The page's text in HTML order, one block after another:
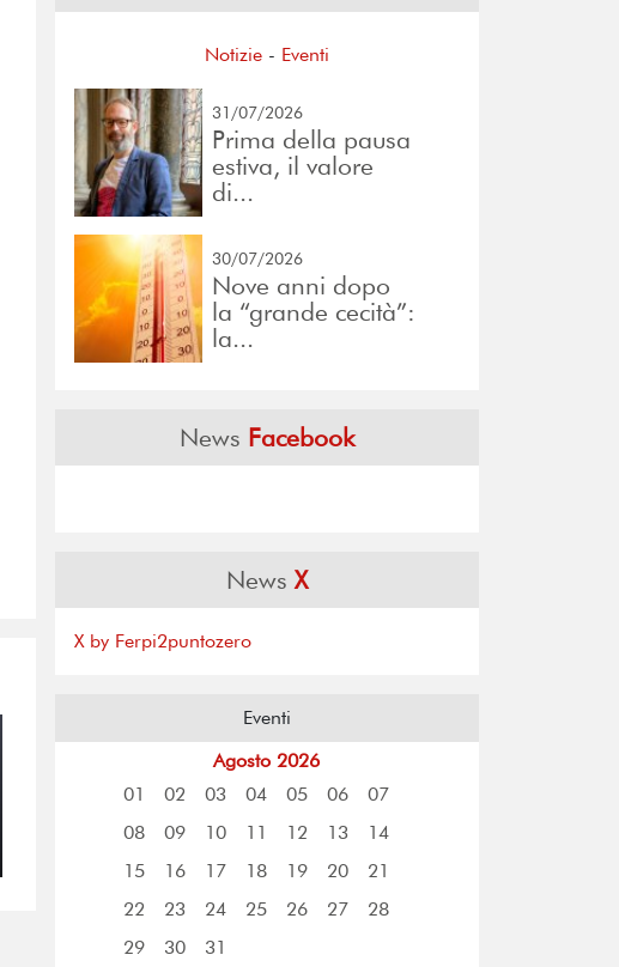
Notizie - Eventi
31/07/2026
Prima della pausa
estiva, il valore
di...
30/07/2026
Nove anni dopo
la “grande cecità”:
la...
News Facebook
NewsX
X by Ferpi2puntozero
Eventi
Agosto 2026
01
02 03 04 05 06
07
08
09 10 11 12 13
14
15
16 17 18 19 20
21
22
23 24 25 26 27
28
29
30 31